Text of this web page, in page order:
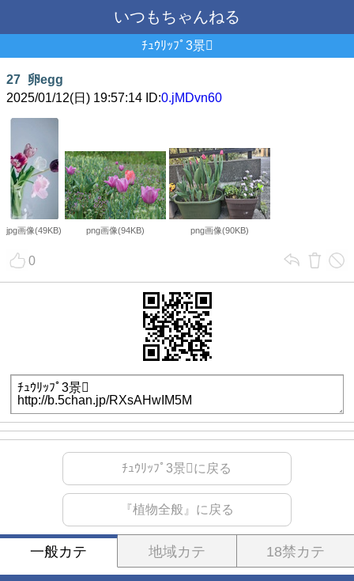
いつもちゃんねる
ﾁｭｳﾘｯﾌﾟ3景
27 卵egg
2025/01/12(日) 19:57:14 ID:0.jMDvn60
jpg画像(49KB) png画像(94KB) png画像(90KB)
0
ﾁｭｳﾘｯﾌﾟ3景に戻る
『植物全般』に戻る
一般カテ 地域カテ 18禁カテ